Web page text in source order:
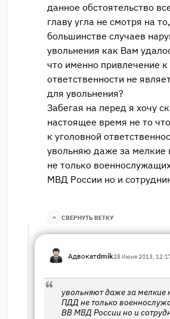
данное обстоятельство
главу угла не смотря на
большинстве случаев
увольнения как Вам
что именно привлечение к
ответственности не
для увольнения?
Забегая на перед я хочу
настоящее время не то
к уголовной
увольняю даже за
не только
МВД России но и
СВЕРНУТЬ ВЕТКУ
Адвокатdmik28 Июня 2013,
увольняют даже за мелкие
ПДД не только
ВВ МВД России но и